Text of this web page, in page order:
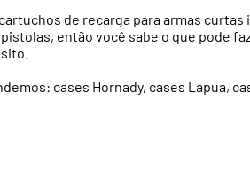
de recarga para armas
então você sabe o que pode
cases Hornady, cases Lapua,